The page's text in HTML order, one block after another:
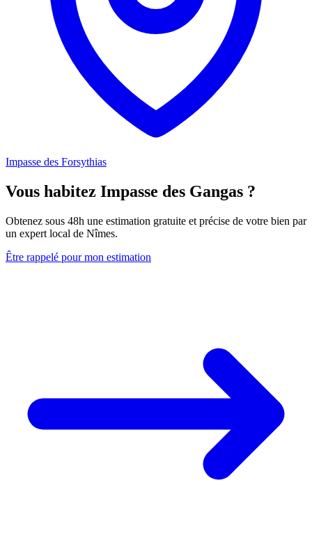
Impasse des Forsythias
Vous habitez Impasse des Gangas ?
Obtenez sous 48h une estimation gratuite et précise de votre bien par
un expert local de Nîmes.
Être rappelé pour mon estimation